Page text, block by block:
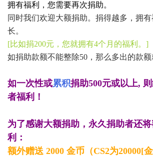
拥有福利，您需要再次捐助。
同时我们欢迎大额捐助。捐得越多，拥
长。
[比如捐200元，您就拥有4个月的福利。]
如捐助款额不能整除50，那么多出的款额
如一次性或累积捐助500元或以上,
者福利！
为了感谢大额捐助，永久捐助者还
利：
额外赠送 2000 金币（CS2为20000[金